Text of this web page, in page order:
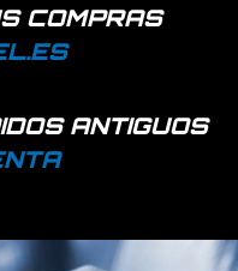
la garantía.
COMPRAS
ANTIGUOS